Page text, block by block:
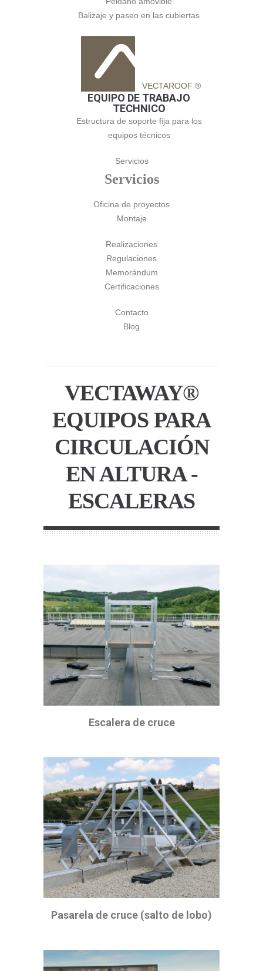
Balizaje y paseo en las cubiertas
VECTAROOF ®
EQUIPO DE TRABAJO
TECHNICO
Estructura de soporte fija para los
equipos técnicos
Servicios
Servicios
Oficina de proyectos
Montaje
Realizaciones
Regulaciones
Memorándum
Certificaciones
Contacto
Blog
VECTAWAY®
EQUIPOS PARA
CIRCULACIÓN
EN ALTURA -
ESCALERAS
Escalera de cruce
Pasarela de cruce (salto de lobo)